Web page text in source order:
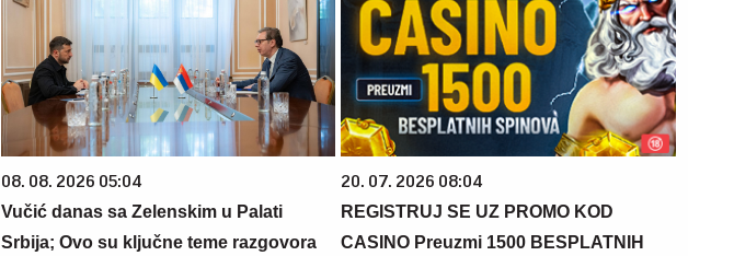
08. 08. 2026 05:04
Vučić danas sa Zelenskim u Palati
Srbija; Ovo su ključne teme razgovora
20. 07. 2026 08:04
REGISTRUJ SE UZ PROMO KOD
CASINO Preuzmi 1500 BESPLATNIH